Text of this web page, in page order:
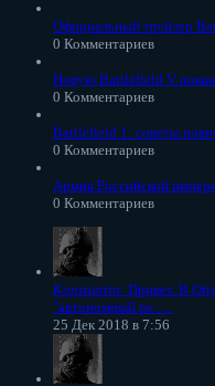
Официальный трейлер
0 Комментариев
Новую Battlefield V
0 Комментариев
Battlefield 1: советы
0 Комментариев
Армия Российской
0 Комментариев
Konstantin: Привет. В
"автономный ре......
25 Дек 2018 в 7:56